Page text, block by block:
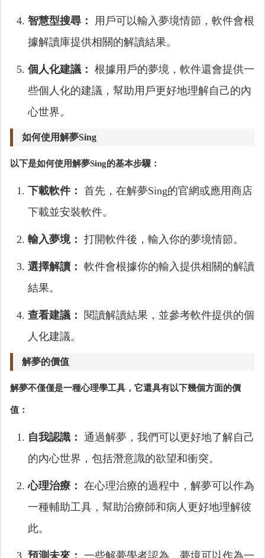
智慧型搜尋：
用戶可以輸入夢境情節，軟件會根
據解讀庫提供相關的解讀結果。
個人化建議： 根據用戶的夢境，軟件還會提供一
些個人化的建議，幫助用戶更好地理解自己的內
心世界。
如何使用解夢Sing
以下是如何使用解夢Sing的基本步驟：
下載軟件： 首先，在解夢Sing的官網或應用商店
下載並安裝軟件。
輸入夢境： 打開軟件後，輸入你的夢境情節。
選擇解讀： 軟件會根據你的輸入提供相關的解讀
結果。
查看建議：
閱讀解讀結果，並參考軟件提供的個
人化建議。
解夢的價值
解夢不僅僅是一種心理學工具，它還具有以下幾個方面的價
值：
自我認識： 通過解夢，我們可以更好地了解自己
的內心世界，包括潛意識的欲望和衝突。
心理治療： 在心理治療的過程中，解夢可以作為
一種輔助工具，幫助治療師和病人更好地理解彼
此。
預測未來： 一些解夢學者認為，夢境可以作為一